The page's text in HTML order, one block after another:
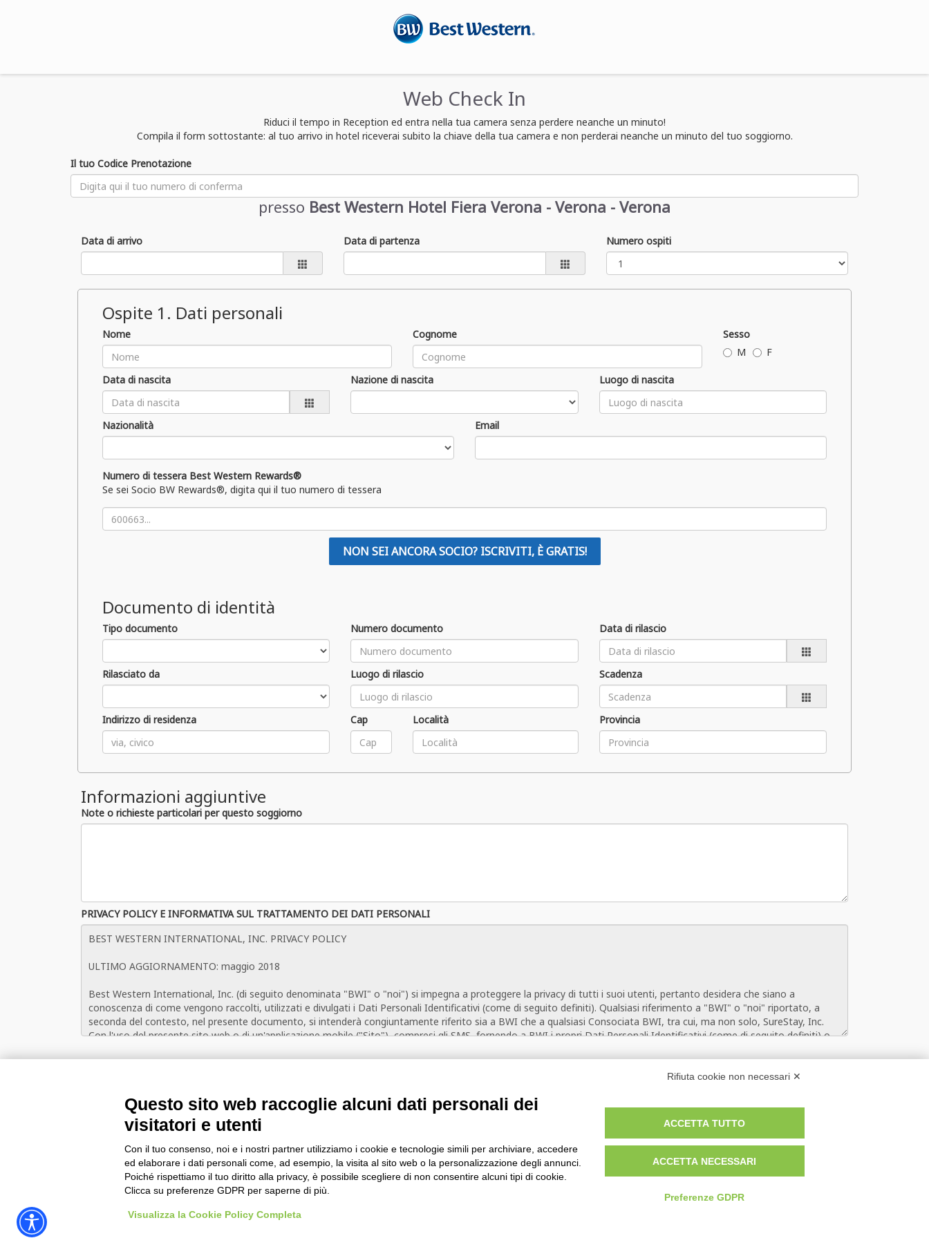
Web Check In
Riduci il tempo in Reception ed entra nella tua camera senza perdere neanche un minuto!
Compila il form sottostante: al tuo arrivo in hotel riceverai subito la chiave della tua camera e non perderai neanche un minuto del tuo soggiorno.
Il tuo Codice Prenotazione
presso Best Western Hotel Fiera Verona - Verona - Verona
Data di arrivo Data di partenza Numero ospiti
Ospite 1 . Dati personali
Nome Cognome
Sesso
M
F
Data di nascita Nazione di nascita Luogo di nascita
Nazionalità Email
Numero di tessera Best Western Rewards®
Se sei Socio BW Rewards®, digita qui il tuo numero di tessera
NON SEI ANCORA SOCIO? ISCRIVITI, È GRATIS!
Documento di identità
Tipo documento Numero documento Data di rilascio
Rilasciato da Luogo di rilascio Scadenza
Indirizzo di residenza Cap Località Provincia
Informazioni aggiuntive
Note o richieste particolari per questo soggiorno
PRIVACY POLICY E INFORMATIVA SUL TRATTAMENTO DEI DATI PERSONALI
BWH Hotels Italy & South-East Europe
BWH Hotels Italia S.C.p.A. - Società Benefit - via Livraghi, 1/b - 20126 Milano - P.IVA 06865290156 -
Rifiuta cookie non necessari ✕
Questo sito web raccoglie alcuni dati personali dei
visitatori e utenti
Con il tuo consenso, noi e i nostri partner utilizziamo i cookie e tecnologie simili per archiviare, accedere
ed elaborare i dati personali come, ad esempio, la visita al sito web o la personalizzazione degli annunci.
Poiché rispettiamo il tuo diritto alla privacy, è possibile scegliere di non consentire alcuni tipi di cookie.
Clicca su preferenze GDPR per saperne di più.
Visualizza la Cookie Policy Completa
ACCETTA TUTTO
ACCETTA NECESSARI
Preferenze GDPR